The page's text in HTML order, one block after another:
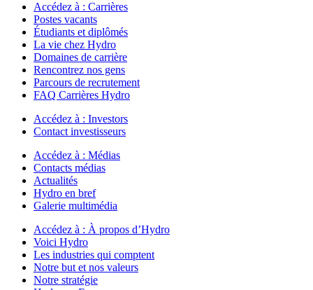
Accédez à : Carrières
Postes vacants
Étudiants et diplômés
La vie chez Hydro
Domaines de carrière
Rencontrez nos gens
Parcours de recrutement
FAQ Carrières Hydro
Accédez à : Investors
Contact investisseurs
Accédez à : Médias
Contacts médias
Actualités
Hydro en bref
Galerie multimédia
Accédez à : À propos d’Hydro
Voici Hydro
Les industries qui comptent
Notre but et nos valeurs
Notre stratégie